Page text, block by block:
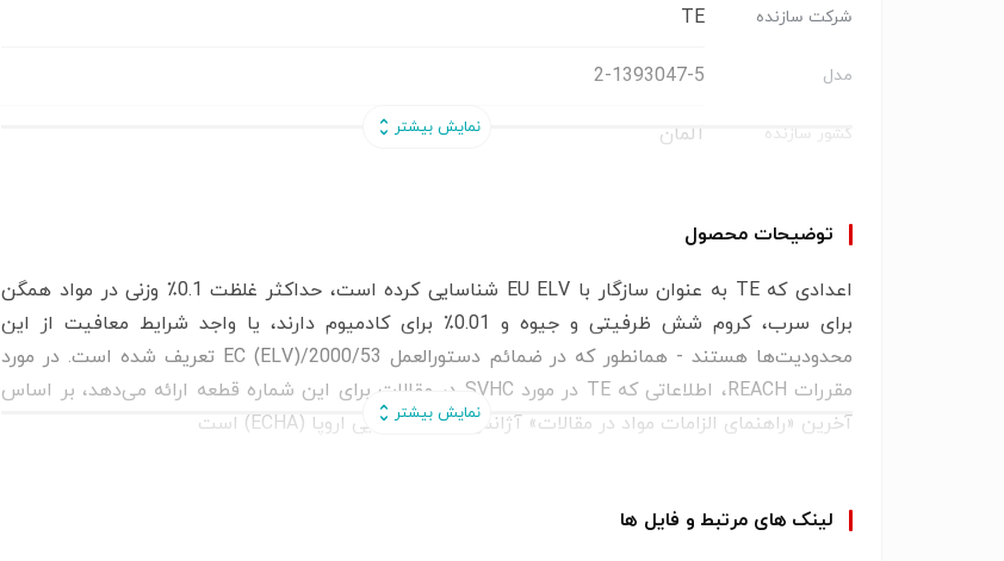
شرکت سازنده TE
مدل 2-1393047-5
کشور سازنده آلمان
خطای زاویه‌ای ۱۲ '
جفت قطب‌ها 1
توضیحات محصول
​اعدادی که TE به عنوان سازگار با EU ELV شناسایی کرده است، حداکثر غلظت 0.1٪ وزنی در مواد همگن
برای سرب، کروم شش ظرفیتی و جیوه و 0.01٪ برای کادمیوم دارند، یا واجد شرایط معافیت از این
محدودیت‌ها هستند - همانطور که در ضمائم دستورالعمل 2000/53/EC (ELV) تعریف شده است. در مورد
مقررات REACH، اطلاعاتی که TE در مورد SVHC در مقالات برای این شماره قطعه ارائه می‌دهد، بر اساس
آخرین «راهنمای الزامات مواد در مقالات» آژانس مواد شیمیایی اروپا (ECHA) است
دستورالعمل EU ELV 2000/53/EC مطابق نیست
لینک های مرتبط و فایل ها